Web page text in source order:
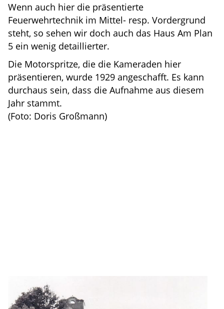
Wenn auch hier die präsentierte
Feuerwehrtechnik im Mittel- resp. Vordergrund
steht, so sehen wir doch auch das Haus Am Plan
5 ein wenig detaillierter.
Die Motorspritze, die die Kameraden hier
präsentieren, wurde 1929 angeschafft. Es kann
durchaus sein, dass die Aufnahme aus diesem
Jahr stammt.
(Foto: Doris Großmann)